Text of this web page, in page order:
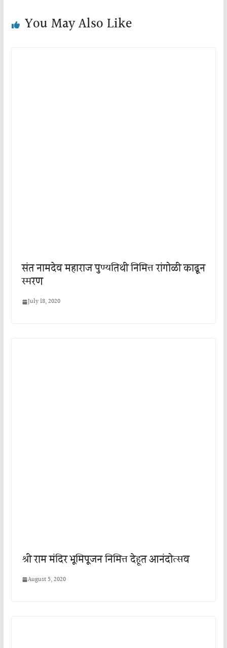
You May Also Like
संत नामदेव महाराज पुण्यतिथी निमित्त रांगोळी काढून
स्मरण
July 18, 2020
श्री राम मंदिर भूमिपूजन निमित्त देहूत आनंदोत्सव
August 5, 2020